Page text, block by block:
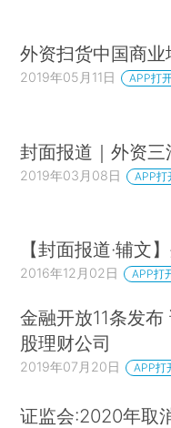
外资扫货中国商业
2019年05月11日 APP打
封面报道｜外资三
2019年03月08日 APP打
【封面报道·辅文
2016年12月02日 APP打
金融开放11条发
股理财公司
2019年07月20日 APP打
证监会:2020年取